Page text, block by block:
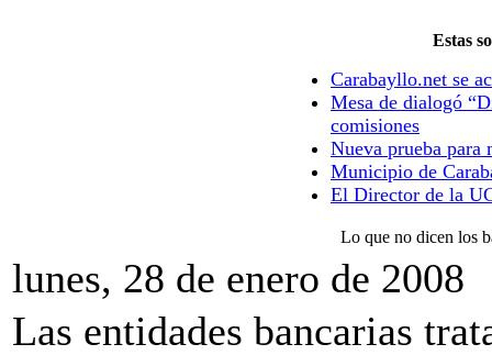
Estas
Carabayllo.net se
Mesa de dialogó
comisiones
Nueva prueba para
Municipio de
El Director de la
Lo que no dicen los
lunes, 28 de enero de 2008
Las entidades bancarias